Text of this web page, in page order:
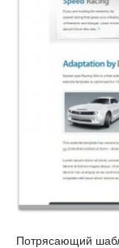
Потрясающий